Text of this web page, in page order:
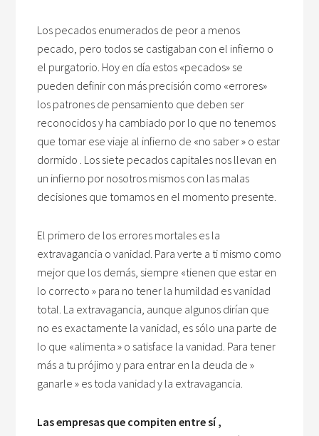
Los pecados enumerados de peor a menos
pecado, pero todos se castigaban con el infierno o
el purgatorio. Hoy en día estos «pecados» se
pueden definir con más precisión como «errores»
los patrones de pensamiento que deben ser
reconocidos y ha cambiado por lo que no tenemos
que tomar ese viaje al infierno de «no saber » o estar
dormido . Los siete pecados capitales nos llevan en
un infierno por nosotros mismos con las malas
decisiones que tomamos en el momento presente.
El primero de los errores mortales es la
extravagancia o vanidad. Para verte a ti mismo como
mejor que los demás, siempre «tienen que estar en
lo correcto » para no tener la humildad es vanidad
total. La extravagancia, aunque algunos dirían que
no es exactamente la vanidad, es sólo una parte de
lo que «alimenta » o satisface la vanidad. Para tener
más a tu prójimo y para entrar en la deuda de »
ganarle » es toda vanidad y la extravagancia.
Las empresas que compiten entre sí ,